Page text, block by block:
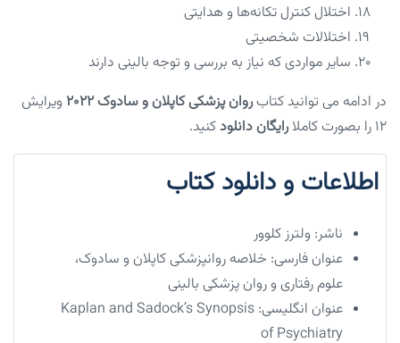
اختلال کنترل تکانه‌ها و هدایتی
اختلالات شخصیتی
سایر مواردی که نیاز به بررسی و توجه بالینی دارند
در ادامه می توانید کتابروان پزشکی کاپلان و سادوک ۲۰۲۲
ویرایش
۱۲ را بصورت کاملا
رایگان دانلودکنید.
اطلاعات و دانلود کتاب
ناشر: ولترز کلوور
عنوان فارسی: خلاصه روانپزشکی کاپلان و سادوک،
علوم رفتاری و روان پزشکی بالینی
عنوان انگلیسی: Kaplan and Sadock’s Synopsis
of Psychiatry